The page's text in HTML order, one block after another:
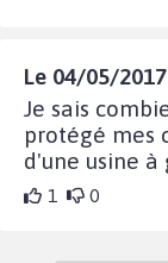
Le 04/05/
Je sais
protégé mes
d'une usine
1 0